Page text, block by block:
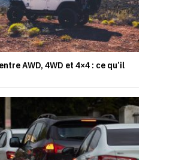
AWD, 4WD et 4×4 : ce qu’il